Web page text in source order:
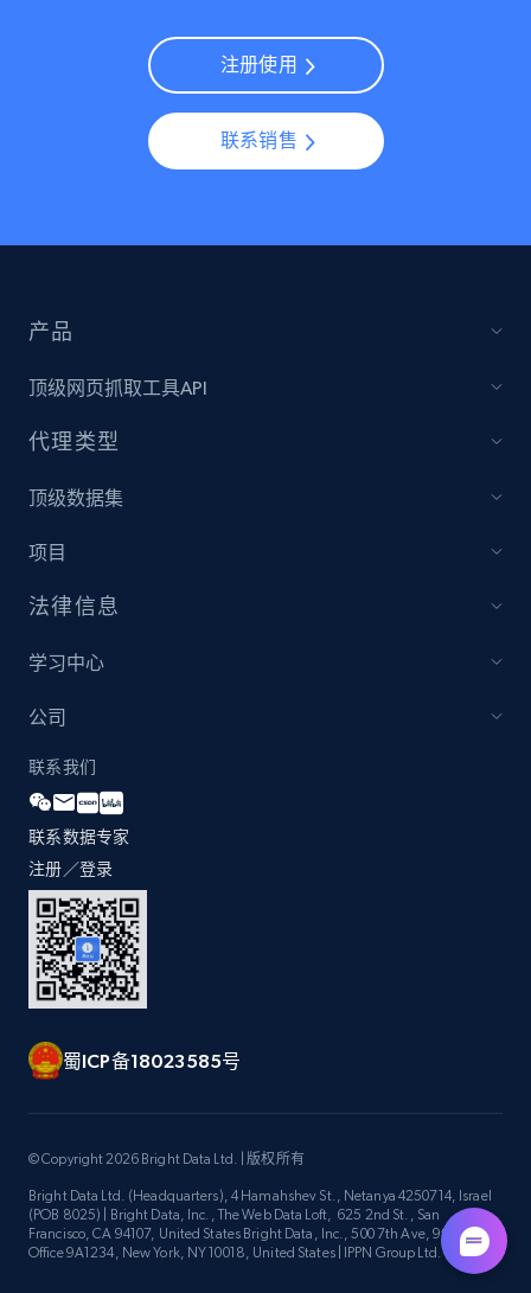
注册使用
联系销售
产品
顶级网页抓取工具API
代理类型
顶级数据集
项目
法律信息
学习中心
公司
联系我们
联系数据专家
注册／登录
蜀ICP备18023585号
© Copyright 2026 Bright Data Ltd. | 版权所有
Bright Data Ltd. (Headquarters), 4 Hamahshev St., Netanya 4250714, Israel
(POB 8025) | Bright Data, Inc., The Web Data Loft, 625 2nd St., San
Francisco, CA 94107, United States Bright Data, Inc., 500 7th Ave, 9th Floor
Office 9A1234, New York, NY 10018, United States | IPPN Group Ltd.